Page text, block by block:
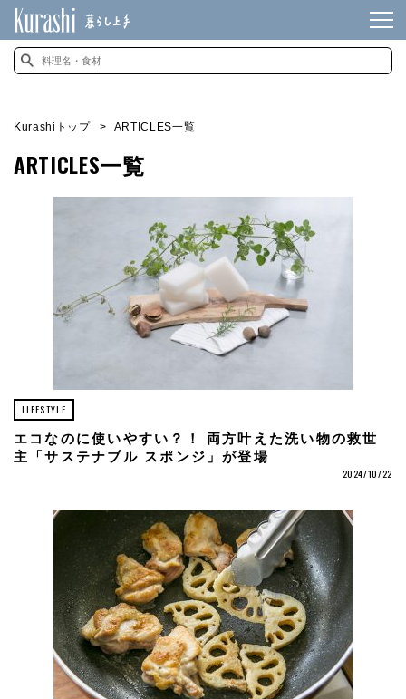
Kurashiトップ ARTICLES一覧
ARTICLES一覧
LIFESTYLE
エコなのに使いやすい？！ 両方叶えた洗い物の救世
主「サステナブル スポンジ」が登場
2024/10/22